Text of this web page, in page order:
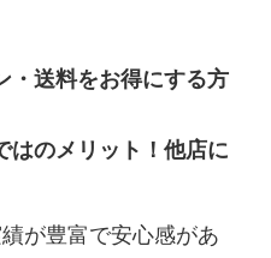
・送料をお得にする方
はのメリット！他店に
が豊富で安心感があ